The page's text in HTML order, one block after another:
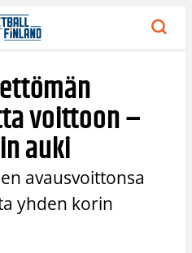
voittoon –
auki
avausvoittonsa
yhden korin